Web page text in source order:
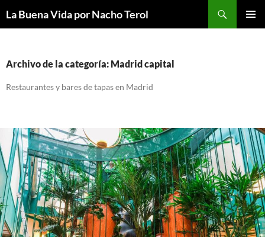
La Buena Vida por Nacho Terol
Archivo de la categoría: Madrid capital
Restaurantes y bares de tapas en Madrid